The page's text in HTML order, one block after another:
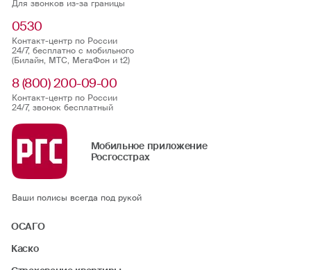
Для звонков из-за границы
0530
Контакт-центр по России
24/7, бесплатно с мобильного
(Билайн, МТС, МегаФон и t2)
8 (800) 200-09-00
Контакт-центр по России
24/7, звонок бесплатный
Мобильное приложение
Росгосстрах
Ваши полисы всегда под рукой
ОСАГО
Каско